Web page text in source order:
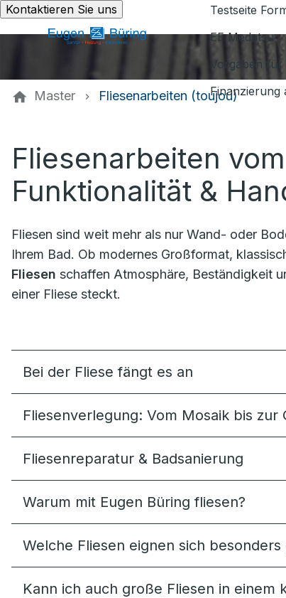
Kontaktieren Sie uns Testseite
EE Medatsu
Vorgaben
Finanzierung
Master Fliesenarbeiten (toujou)
Fliesenarbeiten
Funktionalität &
Fliesen sind weit mehr als nur Wand- oder
Ihrem Bad. Ob modernes Großformat,
Fliesen schaffen Atmosphäre, Beständigkeit
einer Fliese steckt.
Bei der Fliese fängt es an
Fliesenverlegung: Vom Mosaik bis zur
Fliesenreparatur & Badsanierung
Warum mit Eugen Büring fliesen?
Welche Fliesen eignen sich besonders
Kann ich auch große Fliesen in einem